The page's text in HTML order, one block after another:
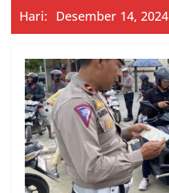
Hari: Desember 14, 2024